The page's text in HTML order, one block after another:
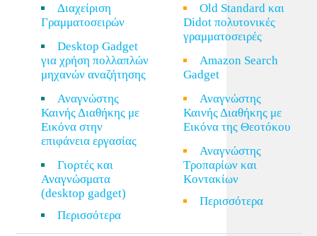
Διαχείριση
Γραμματοσειρών
Desktop Gadget
για χρήση πολλαπλών
μηχανών αναζήτησης
Αναγνώστης
Καινής Διαθήκης με
Εικόνα στην
επιφάνεια εργασίας
Γιορτές και
Αναγνώσματα
(desktop gadget)
Περισσότερα
Old Standard και
Didot πολυτονικές
γραμματοσειρές
Amazon Search
Gadget
Αναγνώστης
Καινής Διαθήκης με
Εικόνα της Θεοτόκου
Αναγνώστης
Τροπαρίων και
Κοντακίων
Περισσότερα